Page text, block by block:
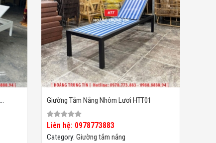
Giường Tắm Nắng Nhôm Lươi HTT01
Liên hệ: 0978773883
Category: Giường tắm nắng